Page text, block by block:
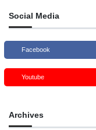
Social Media
Facebook
Youtube
Archives